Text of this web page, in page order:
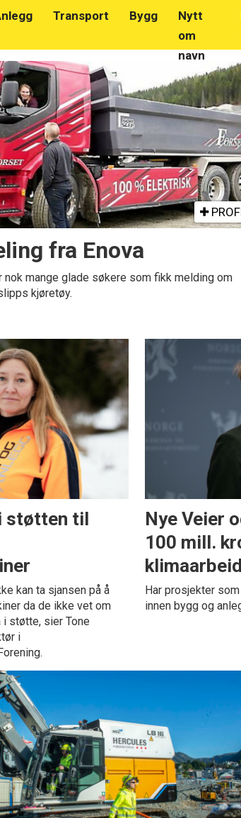
Transport Bygg
Nytt
om
navn
fra Enova
nok mange glade søkere som fikk melding om
kjøretøy.
støtten til
kan ta sjansen på å
da de ikke vet om
støtte, sier Tone
i
Nye Veier
100 mill.
klimaarbeid
Har prosjekter
innen bygg og